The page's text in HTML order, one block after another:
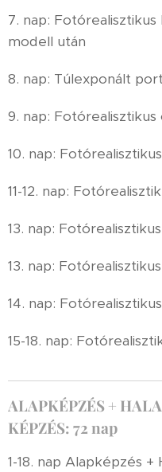
7. nap: Fotórealisztikus
modell után
8. nap: Túlexponált
9. nap:
10. nap:
11-12. nap:
13. nap:
13. nap:
14. nap:
15-18. nap:
ALAPKÉPZÉS +
KÉPZÉS: 72 nap
1-18. nap Alapképzés +